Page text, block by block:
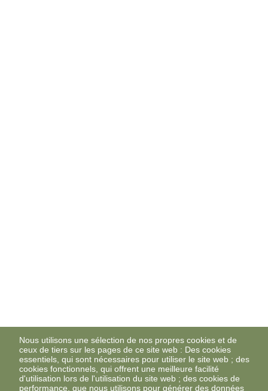
Nous utilisons une sélection de nos propres cookies et de
ceux de tiers sur les pages de ce site web : Des cookies
essentiels, qui sont nécessaires pour utiliser le site web ; des
cookies fonctionnels, qui offrent une meilleure facilité
d'utilisation lors de l'utilisation du site web ; des cookies de
performance, que nous utilisons pour générer des données